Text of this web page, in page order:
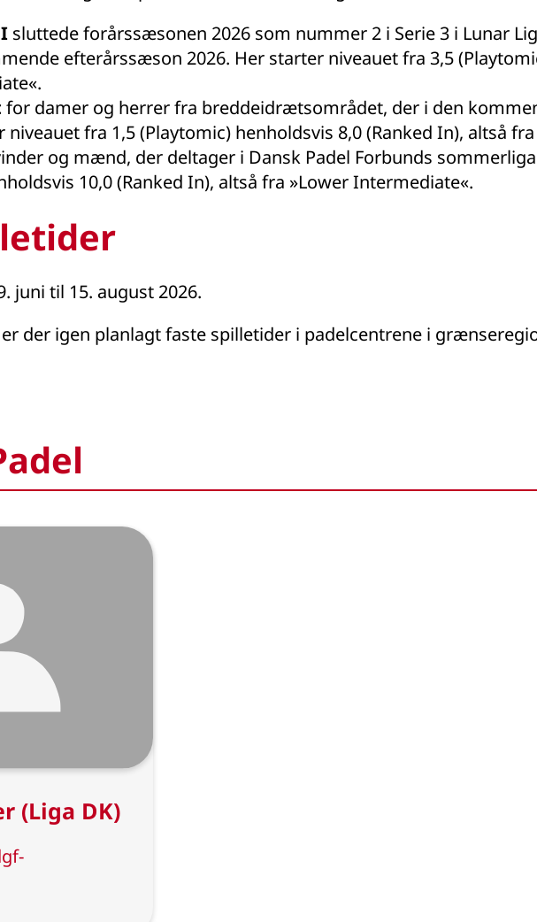
sluttede forårssæsonen 2026 som nummer 2 i Serie 3 i Lunar
efterårssæson 2026. Her starter niveauet fra 3,5
for damer og herrer fra breddeidrætsområdet, der i den
niveauet fra 1,5 (Playtomic) henholdsvis 8,0 (Ranked In), altså
og mænd, der deltager i Dansk Padel Forbunds
10,0 (Ranked In), altså fra »Lower Intermediate«.
juni til 15. august 2026.
der igen planlagt faste spilletider i padelcentrene i
(Liga DK)